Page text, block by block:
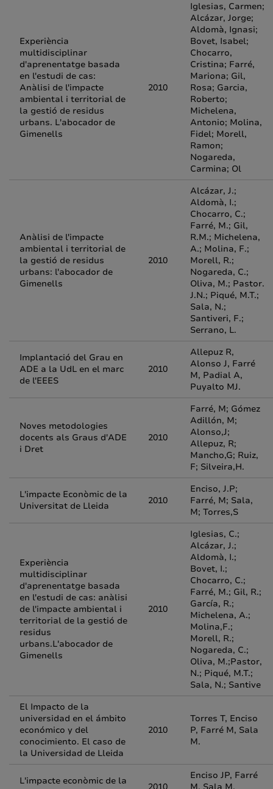
Experiència
multidisciplinar
d'aprenentatge basada
en l'estudi de cas:
Anàlisi de l'impacte
ambiental i territorial de
la gestió de residus
urbans. L'abocador de
Gimenells
2010
Iglesias, Carmen;
Alcázar, Jorge;
Aldomà, Ignasi;
Bovet, Isabel;
Chocarro,
Cristina; Farré,
Mariona; Gil,
Rosa; Garcia,
Roberto;
Michelena,
Antonio; Molina,
Fidel; Morell,
Ramon;
Nogareda,
Carmina; Ol
Anàlisi de l'impacte
ambiental i territorial de
la gestió de residus
urbans: l'abocador de
Gimenells
2010
Alcázar, J.;
Aldomà, I.;
Chocarro, C.;
Farré, M.; Gil,
R.M.; Michelena,
A.; Molina, F.;
Morell, R.;
Nogareda, C.;
Oliva, M.; Pastor.
J.N.; Piqué, M.T.;
Sala, N.;
Santiveri, F.;
Serrano, L.
Implantació del Grau en
ADE a la UdL en el marc
de l'EEES
2010
Allepuz R,
Alonso J, Farré
M, Padial A,
Puyalto MJ.
Noves metodologies
docents als Graus d'ADE
i Dret
2010
Farré, M; Gómez
Adillón, M;
Alonso,J;
Allepuz, R;
Mancho,G; Ruiz,
F; Silveira,H.
L'impacte Econòmic de la
Universitat de Lleida
2010
Enciso, J.P;
Farré, M; Sala,
M; Torres,S
Experiència
multidisciplinar
d'aprenentatge basada
en l'estudi de cas: anàlisi
de l'impacte ambiental i
territorial de la gestió de
residus
urbans.L'abocador de
Gimenells
2010
Iglesias, C.;
Alcázar, J.;
Aldomà, I.;
Bovet, I.;
Chocarro, C.;
Farré, M.; Gil, R.;
García, R.;
Michelena, A.;
Molina,F.;
Morell, R.;
Nogareda, C.;
Oliva, M.;Pastor,
N.; Piqué, M.T.;
Sala, N.; Santive
El Impacto de la
universidad en el ámbito
económico y del
conocimiento. El caso de
la Universidad de Lleida
2010
Torres T, Enciso
P, Farré M, Sala
M.
L'impacte econòmic de la
Enciso JP, Farré